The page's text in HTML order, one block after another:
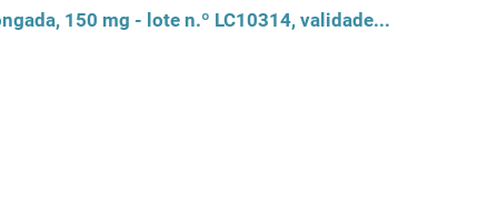
Recolha voluntária do medicamento Pracet (venlafaxina), comprimido de libertação prolongada, 150 mg - lote n.º LC10314, validade 02/2015